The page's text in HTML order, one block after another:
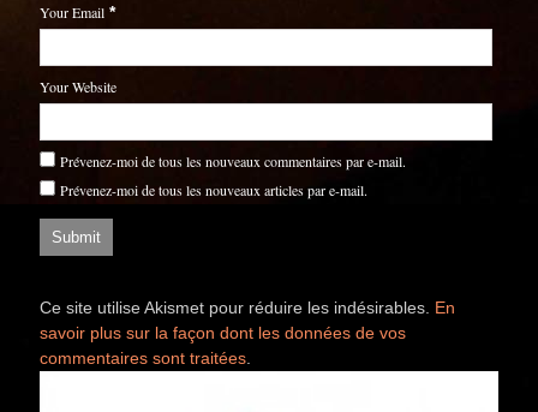
Your Email *
Your Website
Prévenez-moi de tous les nouveaux commentaires par e-mail.
Prévenez-moi de tous les nouveaux articles par e-mail.
Ce site utilise Akismet pour réduire les indésirables. En
savoir plus sur la façon dont les données de vos
commentaires sont traitées